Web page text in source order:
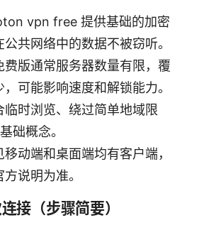
vpn free 提供基础的加密
共网络中的数据不被窃听。
费版通常服务器数量有限，覆
可能影响速度和解锁能力。
临时浏览、绕过简单地域限
础概念。
动端和桌面端均有客户端，
说明为准。
接（步骤简要）